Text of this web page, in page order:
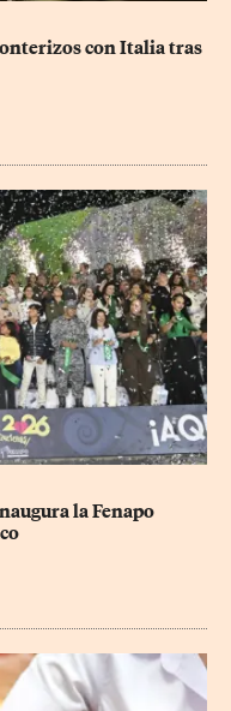
con Italia tras
la Fenapo